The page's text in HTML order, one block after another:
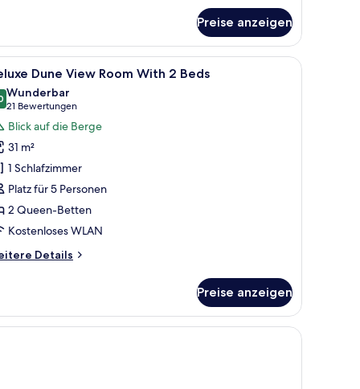
Preise anzeigen
Schreibtisch, einem Stuhl, einem Deckenventilator und einem gerahmten
Ein Hotelzimmer mit zwei Betten, einem
5 Dune View Room With 2 Beds
von 10
Wunderbar
21 Bewertungen
(21
Bewertungen)
Blick auf die Berge
31 m²
1 Schlafzimmer
Platz für 5 Personen
2 Queen-Betten
Kostenloses WLAN
Details
Preise anzeigen
Bügelbrett